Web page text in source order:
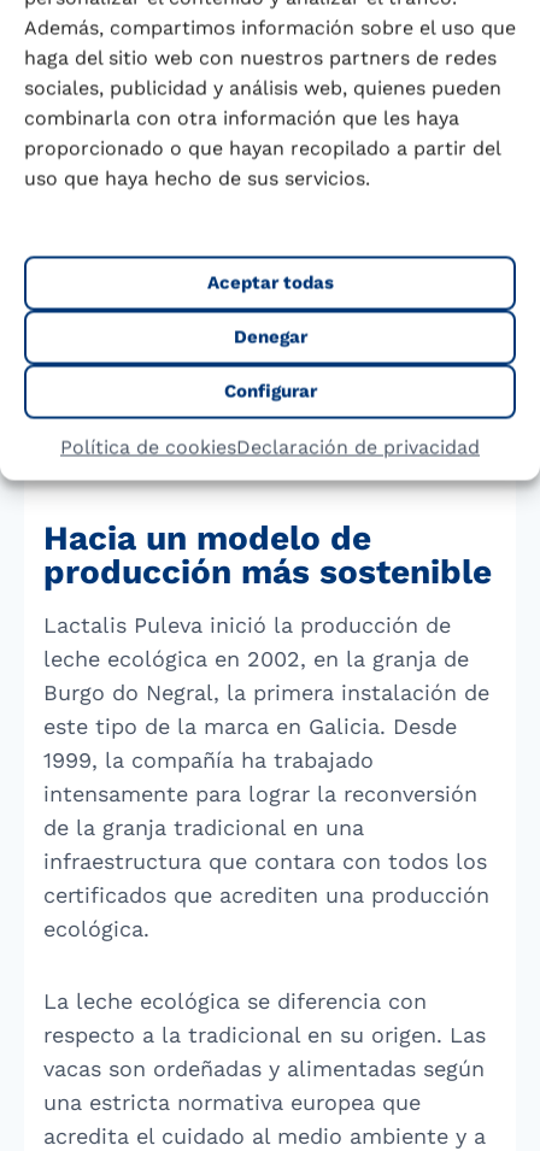
Además, compartimos información sobre el uso que
haga del sitio web con nuestros partners de redes
sociales, publicidad y análisis web, quienes pueden
combinarla con otra información que les haya
proporcionado o que hayan recopilado a partir del
uso que haya hecho de sus servicios.
Aceptar todas
Denegar
Configurar
Política de cookiesDeclaración de privacidad
por un producto que interpretan como de
mayor calidad. En este sentido, Diego
Puerta, Consejero Delegado de Lactalis
Puleva, invitó a los distribuidores a
sumarse a un plan que busca dar
respuesta a esta tendencia en los nuevos
futuro de la leche ecológica pasa por los
distribuidores, que pueden encontrar un
mayor margen y que, según Puerta, tienen
ante sí el reto de facilitar que «el acceso a
estos alimentos deje de ser una traba y
Hacia un modelo de
producción más sostenible
Lactalis Puleva inició la producción de
leche ecológica en 2002, en la granja de
Burgo do Negral, la primera instalación de
este tipo de la marca en Galicia. Desde
1999, la compañía ha trabajado
intensamente para lograr la reconversión
de la granja tradicional en una
infraestructura que contara con todos los
certificados que acrediten una producción
ecológica.
La leche ecológica se diferencia con
respecto a la tradicional en su origen. Las
vacas son ordeñadas y alimentadas según
una estricta normativa europea que
acredita el cuidado al medio ambiente y a